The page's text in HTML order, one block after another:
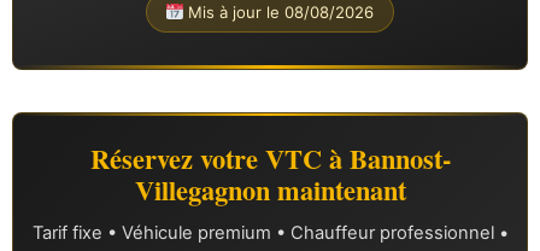
Mis à jour le 08/08/2026
Réservez votre VTC à Bannost-
Villegagnon maintenant
Tarif fixe • Véhicule premium • Chauffeur professionnel •